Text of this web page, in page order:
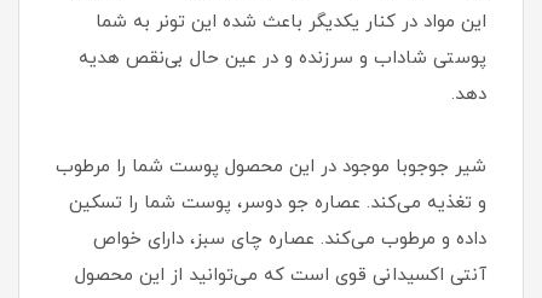
این مواد در کنار یکدیگر باعث شده این تونر به شما
پوستی شاداب و سرزنده و در عین حال بی‌نقص هدیه
دهد.
شیر جوجوبا موجود در این محصول پوست شما را مرطوب
و تغذیه می‌کند. عصاره جو دوسر، پوست شما را تسکین
داده و مرطوب می‌کند. عصاره چای سبز، دارای خواص
آنتی اکسیدانی قوی است که می‌توانید از این محصول